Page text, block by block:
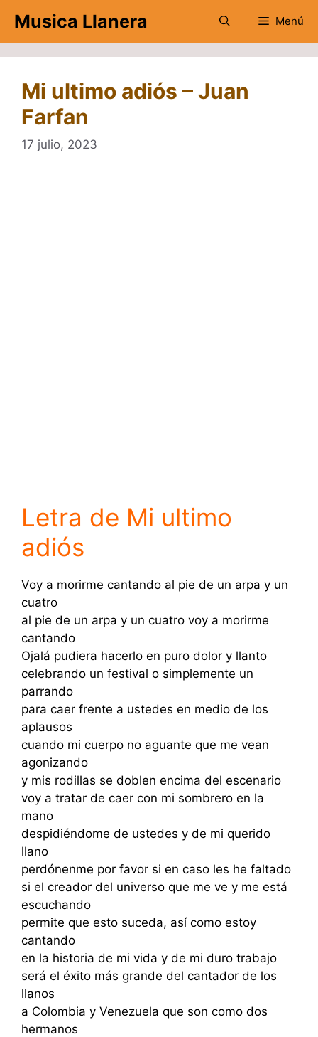
contenido
Musica Llanera Menú
Mi ultimo adiós – Juan
Farfan
17 julio, 2023
Letra de Mi ultimo
adiós
Voy a morirme cantando al pie de un arpa y un
cuatro
al pie de un arpa y un cuatro voy a morirme
cantando
Ojalá pudiera hacerlo en puro dolor y llanto
celebrando un festival o simplemente un
parrando
para caer frente a ustedes en medio de los
aplausos
cuando mi cuerpo no aguante que me vean
agonizando
y mis rodillas se doblen encima del escenario
voy a tratar de caer con mi sombrero en la
mano
despidiéndome de ustedes y de mi querido
llano
perdónenme por favor si en caso les he faltado
si el creador del universo que me ve y me está
escuchando
permite que esto suceda, así como estoy
cantando
en la historia de mi vida y de mi duro trabajo
será el éxito más grande del cantador de los
llanos
a Colombia y Venezuela que son como dos
hermanos